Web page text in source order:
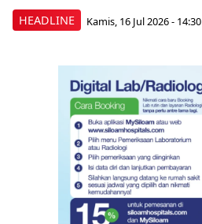
HEADLINE Kamis, 16 Jul 2026 - 14:30